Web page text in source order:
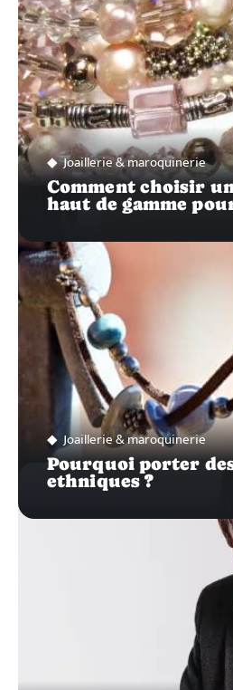
Joaillerie & maroquinerie
Comment choisir
haut de gamme
Joaillerie & maroquinerie
Pourquoi porter
ethniques ?